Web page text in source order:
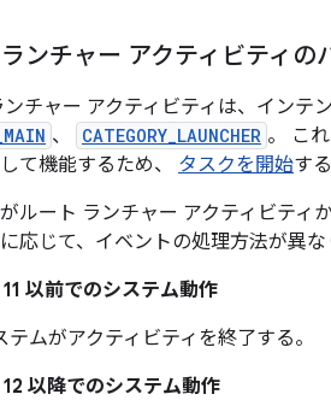
ンチャー アクティビティの
チャー アクティビティは、インテ
、 CATEGORY_LAUNCHER 。 こ
て機能するため、 タスクを開始す
ルート ランチャー アクティビティ
応じて、イベントの処理方法が異な
以前でのシステム動作
テムがアクティビティを終了する。
以降でのシステム動作